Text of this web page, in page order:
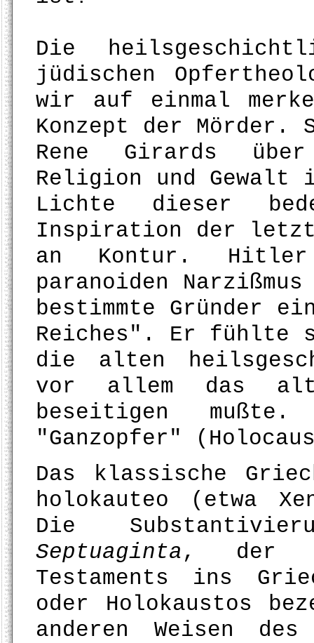
Die
jüdischen
wir auf einmal
Konzept der Mörder.
Rene Girards über
Religion und Gewalt
Lichte dieser
Inspiration der
an Kontur.
paranoiden
bestimmte Gründer
Reiches". Er fühlte
die alten
vor allem das
beseitigen
"Ganzopfer"
Das klassische
holokauteo (etwa
Die
Septuaginta, der
Testaments ins
oder Holokaustos
anderen Weisen